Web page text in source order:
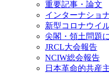
重要記事・論文
インターナショ
新型コロナウイ
尖閣・領土問題
JRCL大会報告
NCIW総会報告
日本革命的共産